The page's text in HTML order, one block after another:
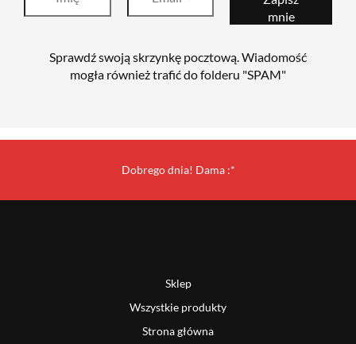
Sprawdź swoją skrzynkę pocztową. Wiadomość
mogła również trafić do folderu "SPAM"
Dobrego dnia! Dama :*
Sklep
Wszystkie produkty
Strona główna